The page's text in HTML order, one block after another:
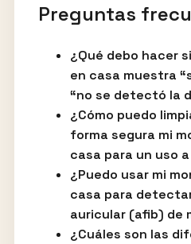
Preguntas
¿Qué debo hacer
en casa muestra
“no se detectó la
¿Cómo puedo
forma segura mi
casa para un uso
¿Puedo usar mi
casa para
auricular (afib) de
¿Cuáles son las